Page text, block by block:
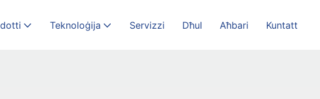
Teknoloġija Servizzi Dħul Aħbari Kuntatt